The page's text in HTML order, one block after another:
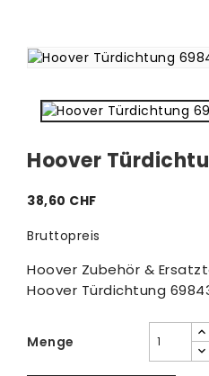
Hoover
38,60 CHF
Bruttopreis
Hoover Zubehör &
Hoover Türdichtung
Menge